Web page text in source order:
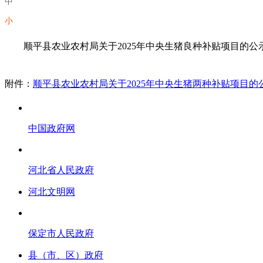
小
顺平县农业农村局关于2025年中央生猪良种补贴项目的公
附件： 顺平县农业农村局关于2025年中央生猪两种补贴项目的
中国政府网
河北省人民政府
河北文明网
保定市人民政府
县（市、区）政府